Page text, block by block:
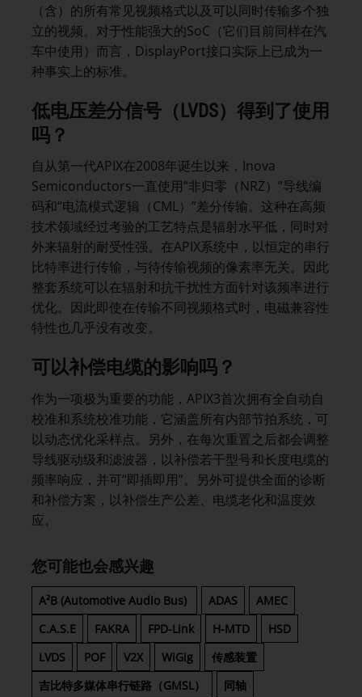
（含）的所有常见视频格式以及可以同时传输多个独
立的视频。对于性能强大的SoC（它们目前同样在汽
车中使用）而言，DisplayPort接口实际上已成为一
种事实上的标准。
低电压差分信号（LVDS）得到了使用
吗？
自从第一代APIX在2008年诞生以来，Inova
Semiconductors一直使用“非归零（NRZ）”导线编
码和“电流模式逻辑（CML）”差分传输。这种在高频
技术领域经过考验的工艺特点是辐射水平低，同时对
外来辐射的耐受性强。在APIX系统中，以恒定的串行
比特率进行传输，与待传输视频的像素率无关。因此
整套系统可以在辐射和抗干扰性方面针对该频率进行
优化。因此即使在传输不同视频格式时，电磁兼容性
特性也几乎没有改变。
可以补偿电缆的影响吗？
作为一项极为重要的功能，APIX3首次拥有全自动自
校准和系统校准功能，它涵盖所有内部节拍系统，可
以动态优化采样点。另外，在每次重置之后都会调整
导线驱动级和滤波器，以补偿若干型号和长度电缆的
频率响应，并可“即插即用”。另外可提供全面的诊断
和补偿方案，以补偿生产公差、电缆老化和温度效
应。
您可能也会感兴趣
A²B (Automotive Audio Bus) ADAS
AMEC
C.A.S.E
FAKRA FPD-Link H-MTD
HSD
LVDS
POF V2X WiGig
传感装置
吉比特多媒体串行链路（GMSL）
同轴